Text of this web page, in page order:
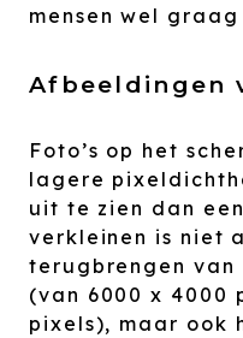
mensen wel
Afbeeldingen
Foto’s op het
lagere
uit te zien dan
verkleinen is niet
terugbrengen
(van 6000 x 4000
pixels), maar ook